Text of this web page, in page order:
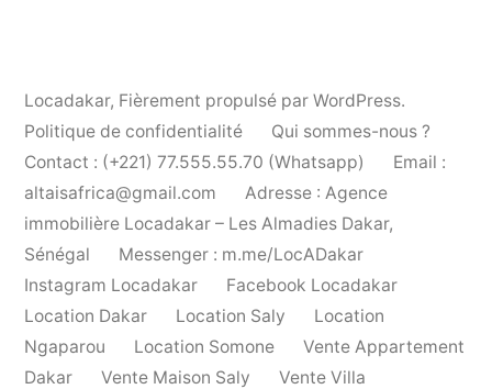
Locadakar, Fièrement propulsé par WordPress.
Politique de confidentialité
Qui sommes-nous ?
Contact : (+221) 77.555.55.70 (Whatsapp)
Email :
altaisafrica@gmail.com
Adresse : Agence
immobilière Locadakar – Les Almadies Dakar,
Sénégal
Messenger : m.me/LocADakar
Instagram Locadakar
Facebook Locadakar
Location Dakar
Location Saly
Location
Ngaparou
Location Somone
Vente Appartement
Dakar
Vente Maison Saly Vente Villa